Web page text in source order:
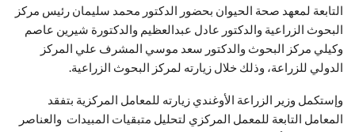
التابعة لمعهد صحة الحيوان بحضور الدكتور محمد سليمان رئيس مركز
البحوث الزراعية والدكتور عادل عبدالعظيم والدكتورة شيرين عاصم
وكيلي مركز البحوث والدكتور سعد موسي المشرف علي المركز
الدولي للزراعة، وذلك خلال زيارته لمركز البحوث الزراعية.
وإستكمل وزير الزراعة الأوغندي زيارته للمعامل المركزية بتفقد
المعامل التابعة للمعمل المركزي لتحليل متبقيات المبيدات والعناصر